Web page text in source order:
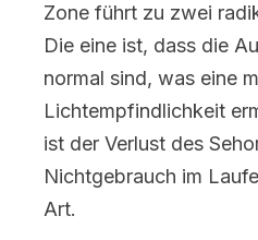
Zone führt zu zwei
Die eine ist, dass die
normal sind, was eine
Lichtempfindlichkeit
ist der Verlust des
Nichtgebrauch im
Art.